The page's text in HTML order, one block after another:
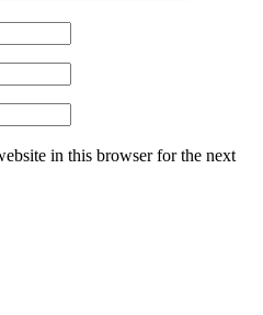
in this browser for the next